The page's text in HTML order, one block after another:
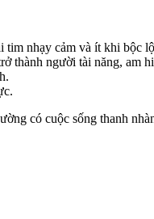
nhạy cảm và ít khi bộc
thành người tài năng, am
có cuộc sống thanh